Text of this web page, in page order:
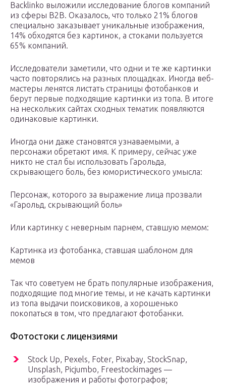
Backlinko выложили исследование блогов компаний
из сферы B2B. Оказалось, что только 21% блогов
специально заказывает уникальные изображения,
14% обходятся без картинок, а стоками пользуется
65% компаний.
Исследователи заметили, что одни и те же картинки
часто повторялись на разных площадках. Иногда веб-
мастеры ленятся листать страницы фотобанков и
берут первые подходящие картинки из топа. В итоге
на нескольких сайтах сходных тематик появляются
одинаковые картинки.
Иногда они даже становятся узнаваемыми, а
персонажи обретают имя. К примеру, сейчас уже
никто не стал бы использовать Гарольда,
скрывающего боль, без юмористического умысла:
Персонаж, которого за выражение лица прозвали
«Гарольд, скрывающий боль»
Или картинку с неверным парнем, ставшую мемом:
Картинка из фотобанка, ставшая шаблоном для
мемов
Так что советуем не брать популярные изображения,
подходящие под многие темы, и не качать картинки
из топа выдачи поисковиков, а хорошенько
покопаться в том, что предлагают фотобанки.
Фотостоки с лицензиями
Stock Up, Pexels, Foter, Pixabay, StockSnap,
Unsplash, Picjumbo, Freestockimages —
изображения и работы фотографов;